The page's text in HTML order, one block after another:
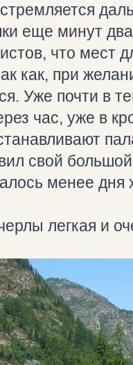
еще минут
что мест
как, при
Уже почти в
час, уже в
свой
менее дня
легкая и